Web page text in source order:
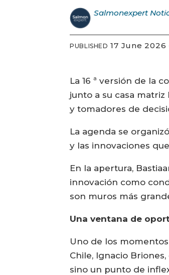
Salmonexpert
PUBLISHED 17 June 2026
La 16 ª versión de la
junto a su casa
y tomadores de
La agenda se
y las innovaciones
En la apertura,
innovación como
son muros más
Una ventana de
Uno de los
Chile, Ignacio
sino un punto de